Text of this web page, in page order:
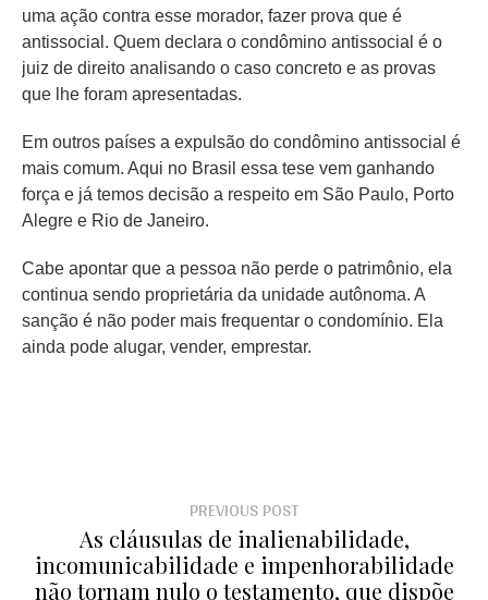
uma ação contra esse morador, fazer prova que é
antissocial. Quem declara o condômino antissocial é o
juiz de direito analisando o caso concreto e as provas
que lhe foram apresentadas.
Em outros países a expulsão do condômino antissocial é
mais comum. Aqui no Brasil essa tese vem ganhando
força e já temos decisão a respeito em São Paulo, Porto
Alegre e Rio de Janeiro.
Cabe apontar que a pessoa não perde o patrimônio, ela
continua sendo proprietária da unidade autônoma. A
sanção é não poder mais frequentar o condomínio. Ela
ainda pode alugar, vender, emprestar.
PREVIOUS POST
As cláusulas de inalienabilidade,
incomunicabilidade e impenhorabilidade
não tornam nulo o testamento, que dispõe